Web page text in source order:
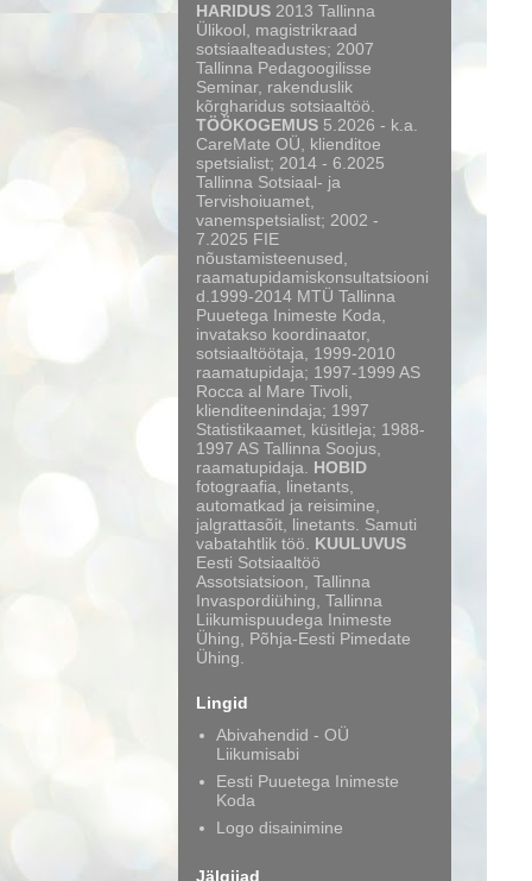
HARIDUS 2013 Tallinna
Ülikool, magistrikraad
sotsiaalteadustes; 2007
Tallinna Pedagoogilisse
Seminar, rakenduslik
kõrgharidus sotsiaaltöö.
TÖÖKOGEMUS 5.2026 - k.a.
CareMate OÜ, klienditoe
spetsialist; 2014 - 6.2025
Tallinna Sotsiaal- ja
Tervishoiuamet,
vanemspetsialist; 2002 -
7.2025 FIE
nõustamisteenused,
raamatupidamiskonsultatsiooni
d.1999-2014 MTÜ Tallinna
Puuetega Inimeste Koda,
invatakso koordinaator,
sotsiaaltöötaja, 1999-2010
raamatupidaja; 1997-1999 AS
Rocca al Mare Tivoli,
klienditeenindaja; 1997
Statistikaamet, küsitleja; 1988-
1997 AS Tallinna Soojus,
raamatupidaja. HOBID
fotograafia, linetants,
automatkad ja reisimine,
jalgrattasõit, linetants. Samuti
vabatahtlik töö. KUULUVUS
Eesti Sotsiaaltöö
Assotsiatsioon, Tallinna
Invaspordiühing, Tallinna
Liikumispuudega Inimeste
Ühing, Põhja-Eesti Pimedate
Ühing.
Lingid
Abivahendid - OÜ
Liikumisabi
Eesti Puuetega Inimeste
Koda
Logo disainimine
Jälgijad